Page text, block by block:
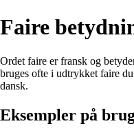
Faire
Ordet faire er fransk og
bruges ofte i udtrykket faire
dansk.
Eksempler på